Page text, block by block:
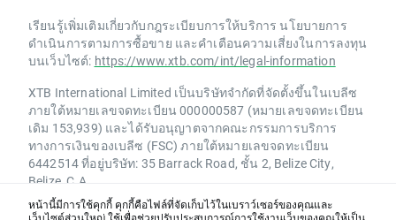
เรียนรู้เพิ่มเติมเกี่ยวกับกฎระเบียบการให้บริการ นโยบายการ
ดำเนินการตามการซื้อขาย และคำเตือนความเสี่ยงในการลงทุน
บนเว็บไซต์: https://www.xtb.com/int/legal-information
XTB International Limited เป็นบริษัทจำกัดที่จัดตั้งขึ้นในเบลีซ
ภายใต้หมายเลขจดทะเบียน 000000587 (หมายเลขจดทะเบียน
เดิม 153,939) และได้รับอนุญาตจากคณะกรรมการบริการ
ทางการเงินของเบลีซ (FSC) ภายใต้หมายเลขจดทะเบียน
6442514 ที่อยู่บริษัท: 35 Barrack Road, ชั้น 2, Belize City,
Belize, C.A.
XTB เป็นเครื่องหมายการค้าของกลุ่ม XTB Group. XTB Group
หน้านี้มีการใช้คุกกี้ คุกกี้คือไฟล์ที่จัดเก็บไว้ในเบราว์เซอร์ของคุณและ